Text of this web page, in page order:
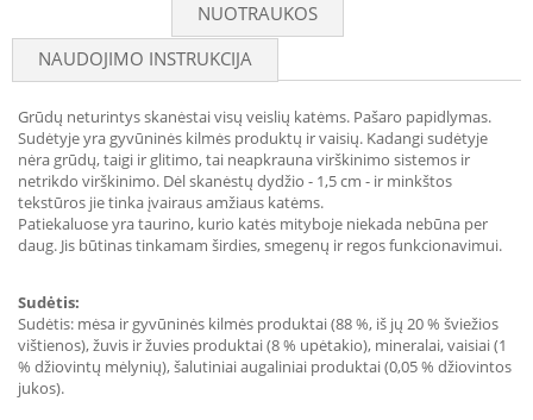
NUOTRAUKOS
NAUDOJIMO INSTRUKCIJA
Grūdų neturintys skanėstai visų veislių katėms. Pašaro papidlymas.
Sudėtyje yra gyvūninės kilmės produktų ir vaisių. Kadangi sudėtyje
nėra grūdų, taigi ir glitimo, tai neapkrauna virškinimo sistemos ir
netrikdo virškinimo. Dėl skanėstų dydžio - 1,5 cm - ir minkštos
tekstūros jie tinka įvairaus amžiaus katėms.
Patiekaluose yra taurino, kurio katės mityboje niekada nebūna per
daug. Jis būtinas tinkamam širdies, smegenų ir regos funkcionavimui.
Sudėtis:
Sudėtis: mėsa ir gyvūninės kilmės produktai (88 %, iš jų 20 % šviežios
vištienos), žuvis ir žuvies produktai (8 % upėtakio), mineralai, vaisiai (1
% džiovintų mėlynių), šalutiniai augaliniai produktai (0,05 % džiovintos
jukos).